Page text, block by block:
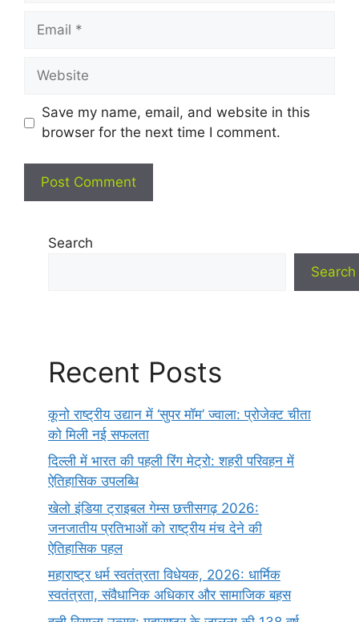
Email
Website
Save my name, email, and website in this
browser for the next time I comment.
Search
Search
Recent Posts
कूनो राष्ट्रीय उद्यान में ‘सुपर मॉम’ ज्वाला: प्रोजेक्ट चीता
को मिली नई सफलता
दिल्ली में भारत की पहली रिंग मेट्रो: शहरी परिवहन में
ऐतिहासिक उपलब्धि
खेलो इंडिया ट्राइबल गेम्स छत्तीसगढ़ 2026:
जनजातीय प्रतिभाओं को राष्ट्रीय मंच देने की
ऐतिहासिक पहल
महाराष्ट्र धर्म स्वतंत्रता विधेयक, 2026: धार्मिक
स्वतंत्रता, संवैधानिक अधिकार और सामाजिक बहस